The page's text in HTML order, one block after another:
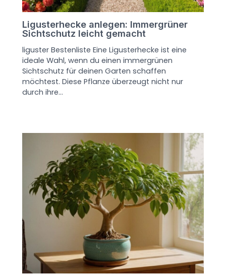
Ligusterhecke anlegen: Immergrüner
Sichtschutz leicht gemacht
liguster Bestenliste Eine Ligusterhecke ist eine
ideale Wahl, wenn du einen immergrünen
Sichtschutz für deinen Garten schaffen
möchtest. Diese Pflanze überzeugt nicht nur
durch ihre…